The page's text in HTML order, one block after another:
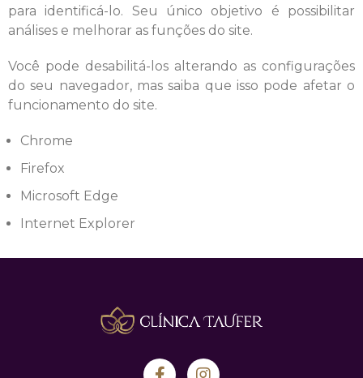
para identificá-lo. Seu único objetivo é possibilitar
análises e melhorar as funções do site.
Você pode desabilitá-los alterando as configurações
do seu navegador, mas saiba que isso pode afetar o
funcionamento do site.
Chrome
Firefox
Microsoft Edge
Internet Explorer